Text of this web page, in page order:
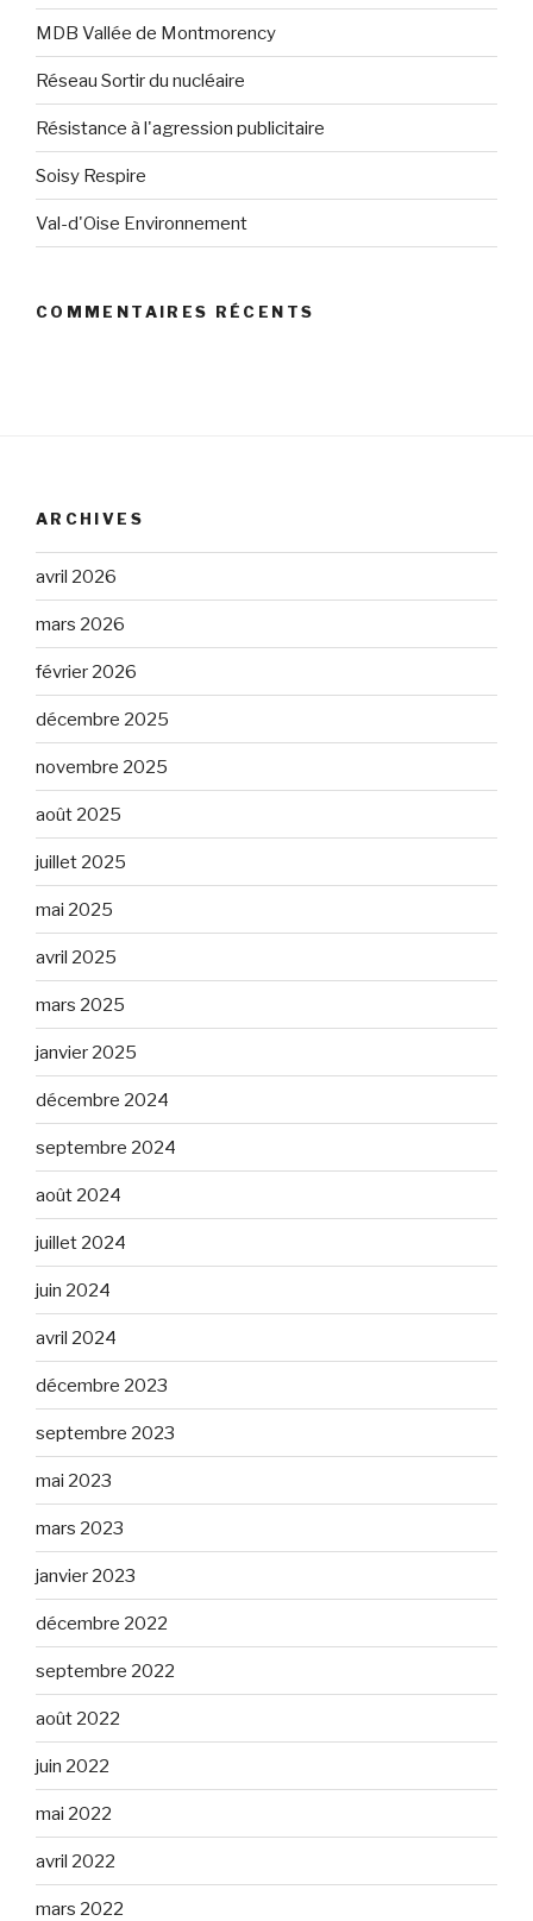
MDB Vallée de Montmorency
Réseau Sortir du nucléaire
Résistance à l'agression publicitaire
Soisy Respire
Val-d'Oise Environnement
COMMENTAIRES RÉCENTS
ARCHIVES
avril 2026
mars 2026
février 2026
décembre 2025
novembre 2025
août 2025
juillet 2025
mai 2025
avril 2025
mars 2025
janvier 2025
décembre 2024
septembre 2024
août 2024
juillet 2024
juin 2024
avril 2024
décembre 2023
septembre 2023
mai 2023
mars 2023
janvier 2023
décembre 2022
septembre 2022
août 2022
juin 2022
mai 2022
avril 2022
mars 2022